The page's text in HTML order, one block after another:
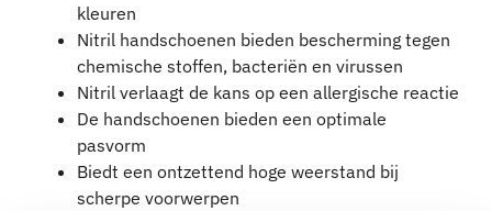
kleuren
Nitril handschoenen bieden bescherming tegen
chemische stoffen, bacteriën en virussen
Nitril verlaagt de kans op een allergische reactie
De handschoenen bieden een optimale
pasvorm
Biedt een ontzettend hoge weerstand bij
scherpe voorwerpen